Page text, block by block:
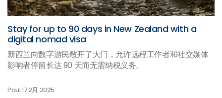
Stay for up to 90 days in New Zealand with a
digital nomad visa
新西兰向数字游民敞开了大门，允许远程工作者和社交媒体
影响者停留长达 90 天而无需纳税义务。
Paul17 2月 2025